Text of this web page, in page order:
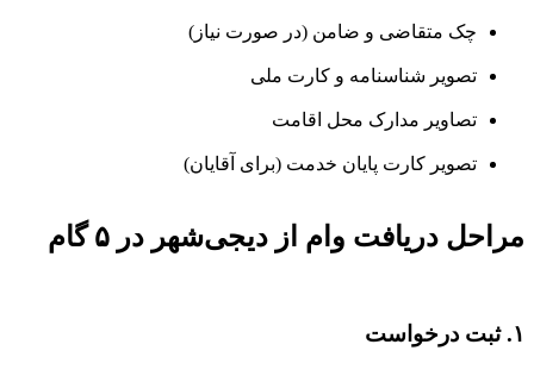
چک متقاضی و ضامن (در صورت نیاز)
تصویر شناسنامه و کارت ملی
تصاویر مدارک محل اقامت
تصویر کارت پایان خدمت (برای آقایان)
مراحل دریافت وام از دیجی‌شهر در ۵ گام
۱. ثبت درخواست